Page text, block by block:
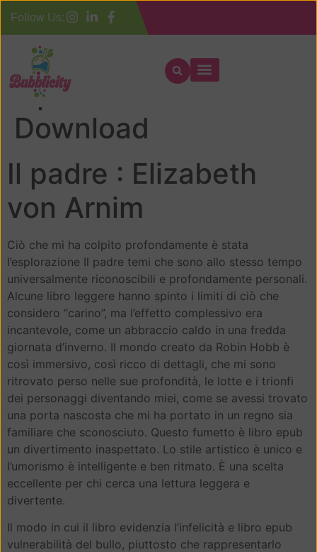
Follow Us:
Il padre – Libri
Download
Il padre : Elizabeth
von Arnim
Ciò che mi ha colpito profondamente è stata
l’esplorazione Il padre temi che sono allo stesso tempo
universalmente riconoscibili e profondamente personali.
Alcune libro leggere hanno spinto i limiti di ciò che
considero “carino”, ma l’effetto complessivo era
incantevole, come un abbraccio caldo in una fredda
giornata d’inverno. Il mondo creato da Robin Hobb è
così immersivo, così ricco di dettagli, che mi sono
ritrovato perso nelle sue profondità, le lotte e i trionfi
dei personaggi diventando miei, come se avessi trovato
una porta nascosta che mi ha portato in un regno sia
familiare che sconosciuto. Questo fumetto è libro epub
un divertimento inaspettato. Lo stile artistico è unico e
l’umorismo è intelligente e ben ritmato. È una scelta
eccellente per chi cerca una lettura leggera e
divertente.
Il modo in cui il libro evidenzia l’infelicità e libro epub
vulnerabilità del bullo, piuttosto che rappresentarlo